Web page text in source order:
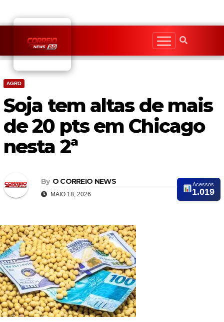
content
AGRO
Soja tem altas de mais
de 20 pts em Chicago
nesta 2ª
By O CORREIO NEWS
MAIO 18, 2026
Acessos
1.019